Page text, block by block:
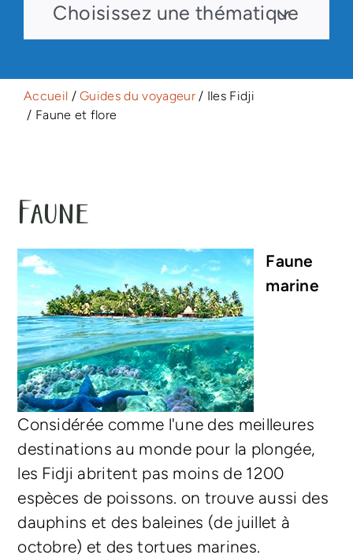
Choisissez une thématique
Accueil /Guides du voyageur/ Iles Fidji
/ Faune et flore
Faune
Faune
marine
Considérée comme l'une des meilleures
destinations au monde pour la plongée,
les Fidji abritent pas moins de 1200
espèces de poissons. on trouve aussi des
dauphins et des baleines (de juillet à
octobre) et des tortues marines.